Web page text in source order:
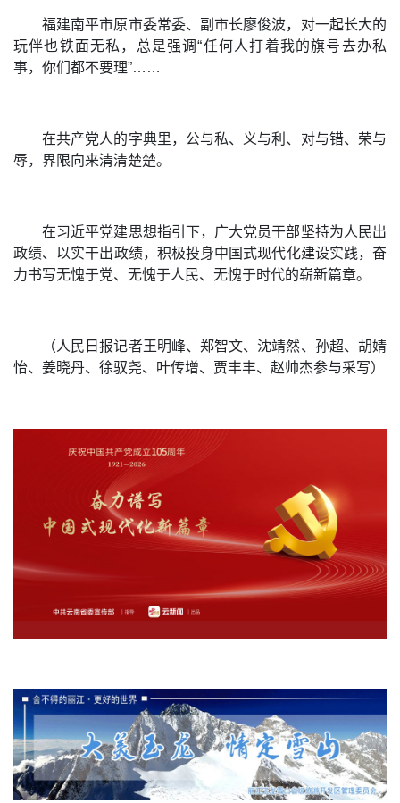
福建南平市原市委常委、副市长廖俊波，对一起长大的
玩伴也铁面无私，总是强调“任何人打着我的旗号去办私
事，你们都不要理”……
在共产党人的字典里，公与私、义与利、对与错、荣与
辱，界限向来清清楚楚。
在习近平党建思想指引下，广大党员干部坚持为人民出
政绩、以实干出政绩，积极投身中国式现代化建设实践，奋
力书写无愧于党、无愧于人民、无愧于时代的崭新篇章。
（人民日报记者王明峰、郑智文、沈靖然、孙超、胡婧
怡、姜晓丹、徐驭尧、叶传增、贾丰丰、赵帅杰参与采写）